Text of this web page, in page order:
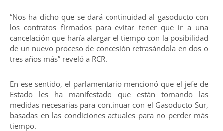
“Nos ha dicho que se dará continuidad al gasoducto con
los contratos firmados para evitar tener que ir a una
cancelación que haría alargar el tiempo con la posibilidad
de un nuevo proceso de concesión retrasándola en dos o
tres años más” reveló a RCR.
En ese sentido, el parlamentario mencionó que el jefe de
Estado les ha manifestado que están tomando las
medidas necesarias para continuar con el Gasoducto Sur,
basadas en las condiciones actuales para no perder más
tiempo.